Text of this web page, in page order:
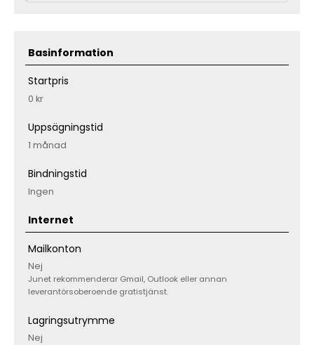
Basinformation
Startpris
0 kr
Uppsägningstid
1 månad
Bindningstid
Ingen
Internet
Mailkonton
Nej
Junet rekommenderar Gmail, Outlook eller annan
leverantörsoberoende gratistjänst.
Lagringsutrymme
Nej